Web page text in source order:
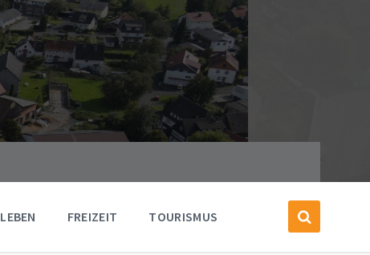
LEBEN FREIZEIT TOURISMUS